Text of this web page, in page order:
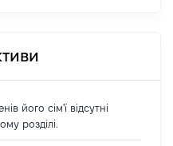
його сім'ї відсутні
розділі.